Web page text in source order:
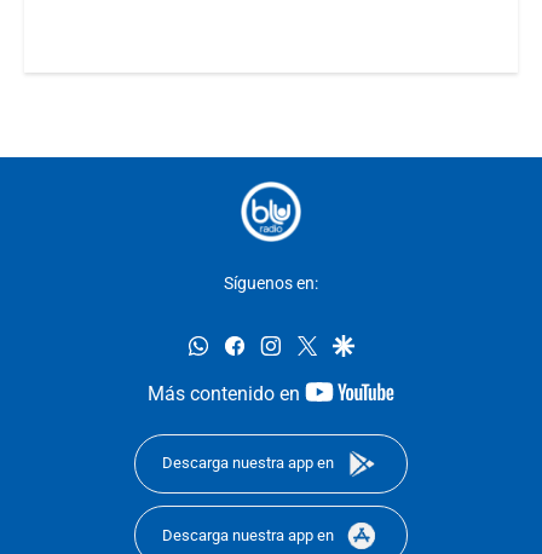
Síguenos en:
whatsappfacebookinstagram
twittergoogle
Más contenido en
youtube-
Descarga nuestra app en
Descarga nuestra app en